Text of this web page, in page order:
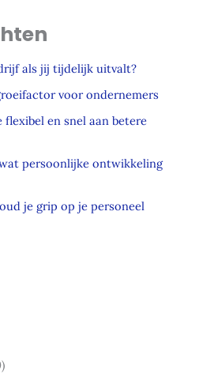
als jij tijdelijk uitvalt?
voor ondernemers
en snel aan betere
persoonlijke ontwikkeling
je grip op je personeel